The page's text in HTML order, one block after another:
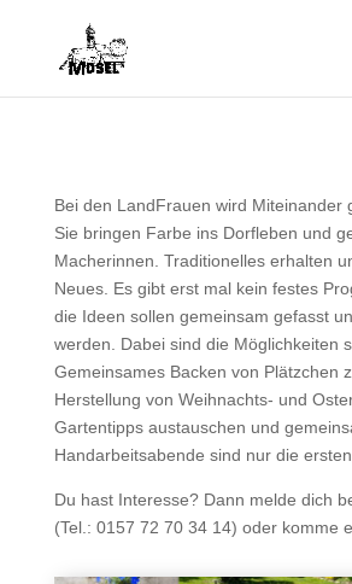
Bei den LandFrauen wird Miteinander
Sie bringen Farbe ins Dorfleben und
Macherinnen. Traditionelles erhalten
Neues. Es gibt erst mal kein festes
die Ideen sollen gemeinsam gefasst
werden. Dabei sind die Möglichkeiten
Gemeinsames Backen von Plätzchen
Herstellung von Weihnachts- und
Gartentipps austauschen und
Handarbeitsabende sind nur die
Du hast Interesse? Dann melde dich
(Tel.: 0157 72 70 34 14) oder komme